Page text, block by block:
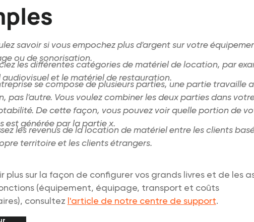
savoir si vous empochez plus d'argent sur votre
ou de sonorisation.
les différentes catégories de matériel de location, par
et le matériel de restauration.
se compose de plusieurs parties, une partie travaille
pas l'autre. Vous voulez combiner les deux parties dans
De cette façon, vous pouvez voir quelle portion de
est générée par la partie x.
les revenus de la location de matériel entre les clients
territoire et les clients étrangers.
plus sur la façon de configurer vos grands livres et de les
(équipement, équipage, transport et coûts
consultez l'article de notre centre de support.